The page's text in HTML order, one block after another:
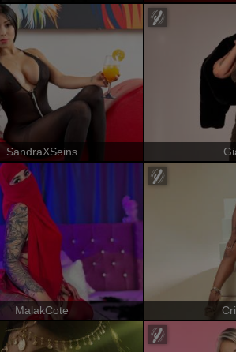
SandraXSeins
MalakCote